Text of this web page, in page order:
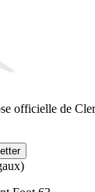
officielle de